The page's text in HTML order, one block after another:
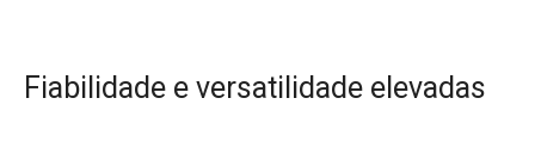
Fiabilidade e versatilidade elevadas